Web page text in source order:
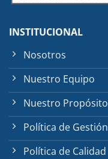
INSTITUCIONAL
Nosotros
Nuestro Equipo
Nuestro Propósito
Política de Gestión
Política de Calidad